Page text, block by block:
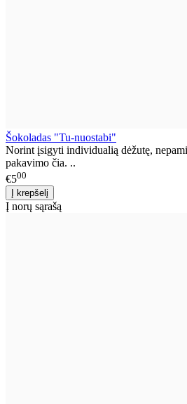
Šokoladas "Tu-nuostabi"
Norint įsigyti individualią dėžutę,
pakavimo čia. ..
€500
Į norų sąrašą